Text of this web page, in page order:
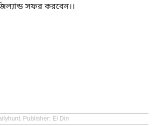
সফর করবেন।।
Publisher: Ei Din